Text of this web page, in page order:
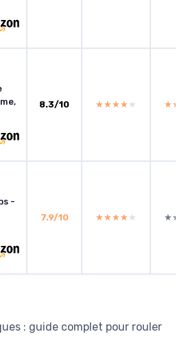
8.3/10 ★★★★★
★★★★★
-
7.9/10 ★★★★★
★★★★★
: guide complet pour rouler